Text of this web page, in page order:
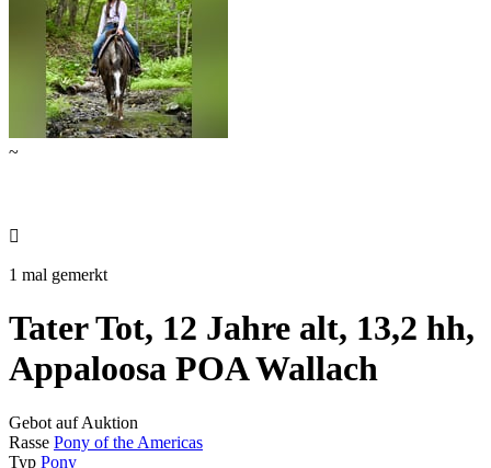
~

1 mal gemerkt
Tater Tot, 12 Jahre alt, 13,2 hh,
Appaloosa POA Wallach
Gebot auf Auktion
Rasse Pony of the Americas
Typ Pony